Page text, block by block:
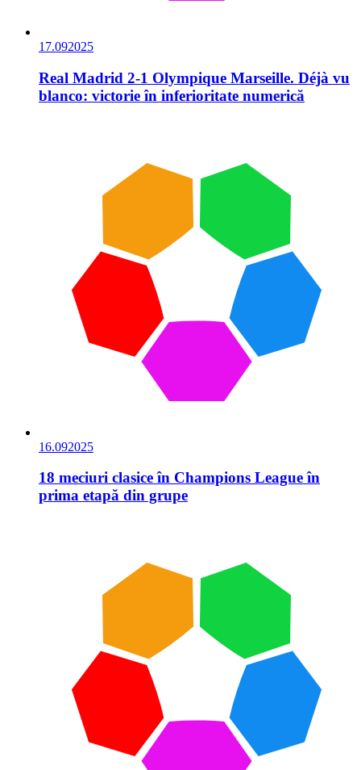
17.092025
Real Madrid 2-1 Olympique Marseille. Déjà vu
blanco: victorie în inferioritate numerică
16.092025
18 meciuri clasice în Champions League în
prima etapă din grupe